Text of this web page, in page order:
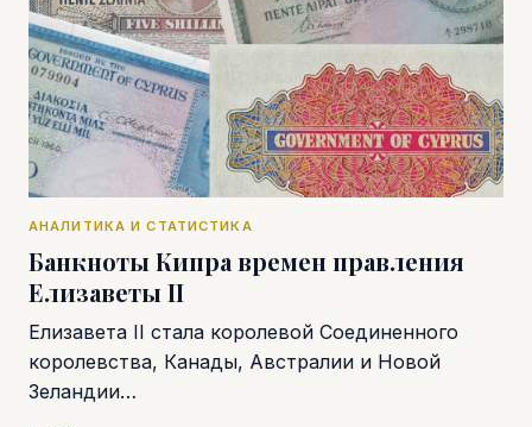
АНАЛИТИКА И СТАТИСТИКА
Банкноты Кипра времен правления
Елизаветы II
Елизавета II стала королевой Соединенного
королевства, Канады, Австралии и Новой
Зеландии…